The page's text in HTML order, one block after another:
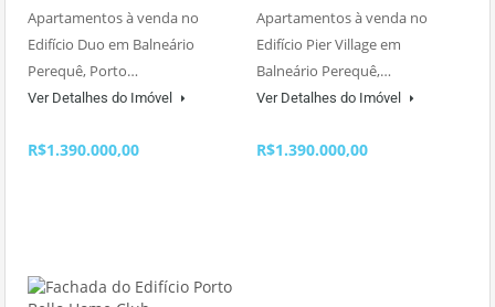
Apartamentos à venda no
Edifício Duo em Balneário
Perequê, Porto…
Ver Detalhes do Imóvel
R$1.390.000,00
Apartamentos à venda no
Edifício Pier Village em
Balneário Perequê,…
Ver Detalhes do Imóvel
R$1.390.000,00